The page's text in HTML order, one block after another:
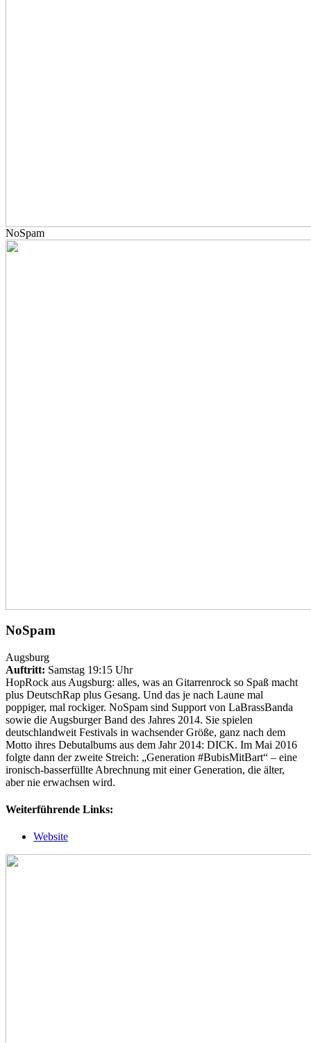
NoSpam
NoSpam
Augsburg
Auftritt: Samstag 19:15 Uhr
HopRock aus Augsburg: alles, was an Gitarrenrock so Spaß macht
plus DeutschRap plus Gesang. Und das je nach Laune mal
poppiger, mal rockiger. NoSpam sind Support von LaBrassBanda
sowie die Augsburger Band des Jahres 2014. Sie spielen
deutschlandweit Festivals in wachsender Größe, ganz nach dem
Motto ihres Debutalbums aus dem Jahr 2014: DICK. Im Mai 2016
folgte dann der zweite Streich: „Generation #BubisMitBart“ – eine
ironisch-basserfüllte Abrechnung mit einer Generation, die älter,
aber nie erwachsen wird.
Weiterführende Links:
Website